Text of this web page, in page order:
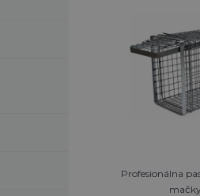
Profesionálna